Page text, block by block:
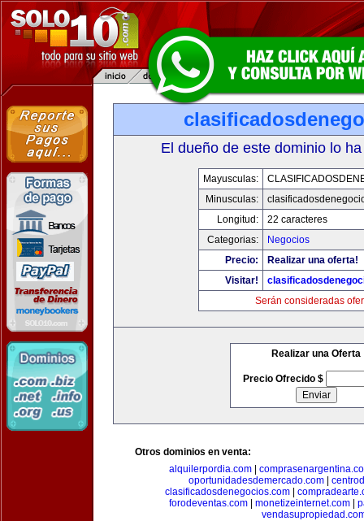
El dueño de este dominio lo
Mayusculas:
Minusculas:
Longitud:
22 caracteres
Categorias:
Negocios
Precio:
Realizar una oferta!
Visitar!
Serán consideradas
Realizar una Oferta
Precio Ofrecido $
Otros dominios en venta:
alquilerpordia.com
oportunidadesdemercado.com
clasificadosdenegocios.com|
forodeventas.com| monetizeinternet.com|